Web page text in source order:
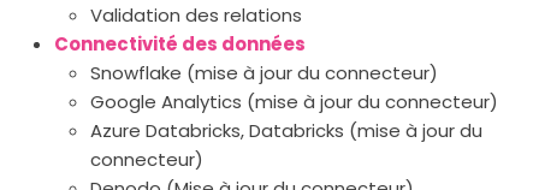
Validation des relations
Connectivité des données
Snowflake (mise à jour du connecteur)
Google Analytics (mise à jour du connecteur)
Azure Databricks, Databricks (mise à jour du
connecteur)